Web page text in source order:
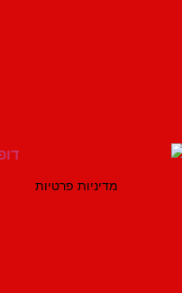
מדיניות פרטיות